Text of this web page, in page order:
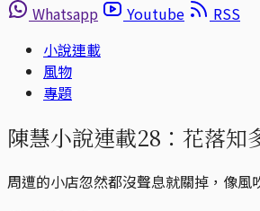
Whatsapp
Youtube
RSS
小說連載
風物
專題
陳慧小說連載28：花落知
周遭的小店忽然都沒聲息就關掉，像風